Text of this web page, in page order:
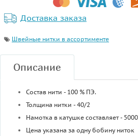
Доставка заказа
Швейные нитки в ассортименте
Описание
Состав нити - 100 % ПЭ.
Толщина нитки - 40/2
Намотка в катушке составляет -
Цена указана за одну бобину ниток